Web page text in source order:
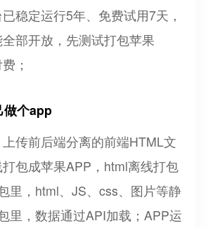
稳定运行5年、免费试用7天，
部开放，先测试打包苹果
；
做个app
传前后端分离的前端HTML文
包成苹果APP，html离线打包
里，html、JS、css、图片等静
里，数据通过API加载；APP运